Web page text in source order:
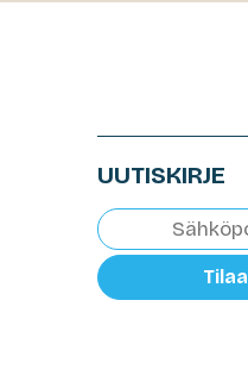
UUTISKIRJE
Tilaa